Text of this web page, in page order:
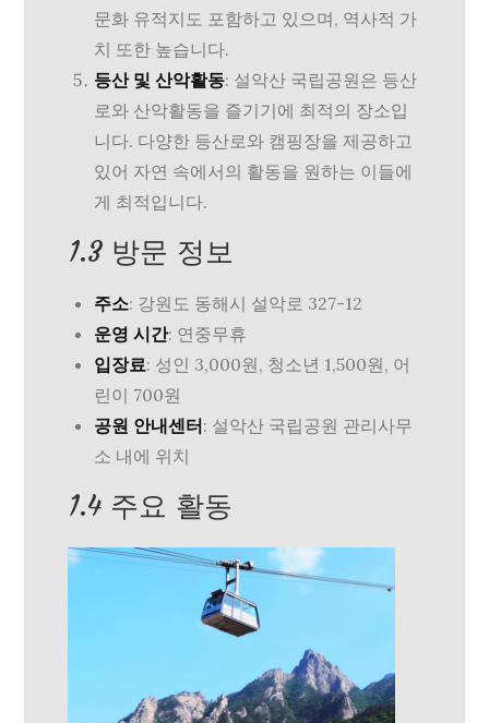
문화 유적지도 포함하고 있으며, 역사적 가
치 또한 높습니다.
등산 및 산악활동: 설악산 국립공원은 등산
로와 산악활동을 즐기기에 최적의 장소입
니다. 다양한 등산로와 캠핑장을 제공하고
있어 자연 속에서의 활동을 원하는 이들에
게 최적입니다.
1.3 방문 정보
주소: 강원도 동해시 설악로 327-12
운영 시간: 연중무휴
입장료: 성인 3,000원, 청소년 1,500원, 어
린이 700원
공원 안내센터: 설악산 국립공원 관리사무
소 내에 위치
1.4 주요 활동